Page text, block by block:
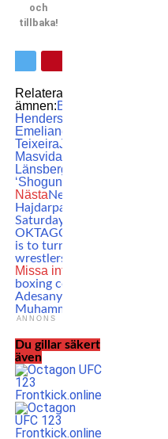
och
tillbaka!
Relaterade
ämnen:Benson
Henderson
Emelianenko
TeixeiraJorge
Masvidal
Länsberg
‘Shogun’ Rua
NästaNermin
Hajdarpasic talks
Saturday’s fight at
OKTAGON 41: ”My job
is to turn strikers into
wrestlers”
Missa inte
boxing coach praises
Adesanya: ”He’s
Muhammad Ali”
ANNONS
Du gillar säkert
även